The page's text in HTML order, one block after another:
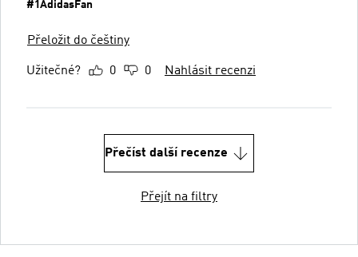
#1AdidasFan
Přeložit do češtiny
Užitečné? 0 0 Nahlásit recenzi
Přečíst další recenze
Přejít na filtry